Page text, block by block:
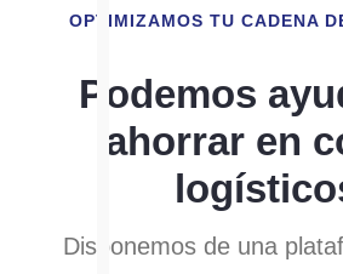
OPTIMIZAMOS TU CADENA
Podemos
ahorrar en
Disponemos de una